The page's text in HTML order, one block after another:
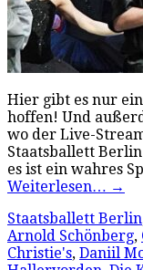
Hier gibt es nur
hoffen! Und
wo der Live-
Staatsballett
es ist ein wahres
Weiterlesen… →
Staatsballett Berlin
Arnold Schönberg,
Christie's, Daniil